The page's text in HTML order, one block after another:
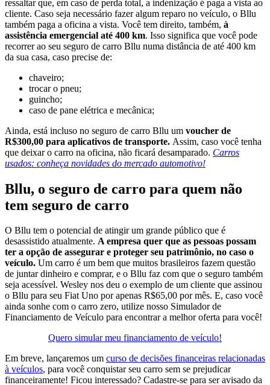
ressaltar que, em caso de perda total, a indenização é paga a vista ao
cliente. Caso seja necessário fazer algum reparo no veículo, o Bllu
também paga a oficina a vista. Você tem direito, também, à
assistência emergencial até 400 km. Isso significa que você pode
recorrer ao seu seguro de carro Bllu numa distância de até 400 km
da sua casa, caso precise de:
chaveiro;
trocar o pneu;
guincho;
caso de pane elétrica e mecânica;
Ainda, está incluso no seguro de carro Bllu um voucher de
R$300,00 para aplicativos de transporte. Assim, caso você tenha
que deixar o carro na oficina, não ficará desamparado. Carros
usados: conheça novidades do mercado automotivo!
Bllu, o seguro de carro para quem não
tem seguro de carro
O Bllu tem o potencial de atingir um grande público que é
desassistido atualmente. A empresa quer que as pessoas possam
ter a opção de assegurar e proteger seu patrimônio, no caso o
veículo. Um carro é um bem que muitos brasileiros fazem questão
de juntar dinheiro e comprar, e o Bllu faz com que o seguro também
seja acessível. Wesley nos deu o exemplo de um cliente que assinou
o Bllu para seu Fiat Uno por apenas R$65,00 por mês. E, caso você
ainda sonhe com o carro zero, utilize nosso Simulador de
Financiamento de Veículo para encontrar a melhor oferta para você!
Quero simular meu financiamento de veículo!
Em breve, lançaremos um curso de decisões financeiras relacionadas
à veículos, para você conquistar seu carro sem se prejudicar
financeiramente! Ficou interessado? Cadastre-se para ser avisado da